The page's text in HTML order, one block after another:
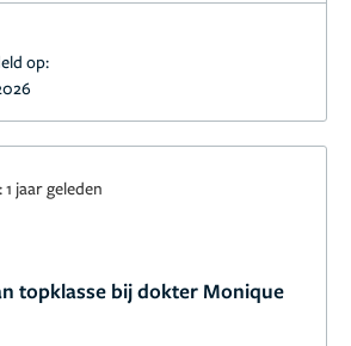
is.
op:
jaar geleden
topklasse bij dokter Monique